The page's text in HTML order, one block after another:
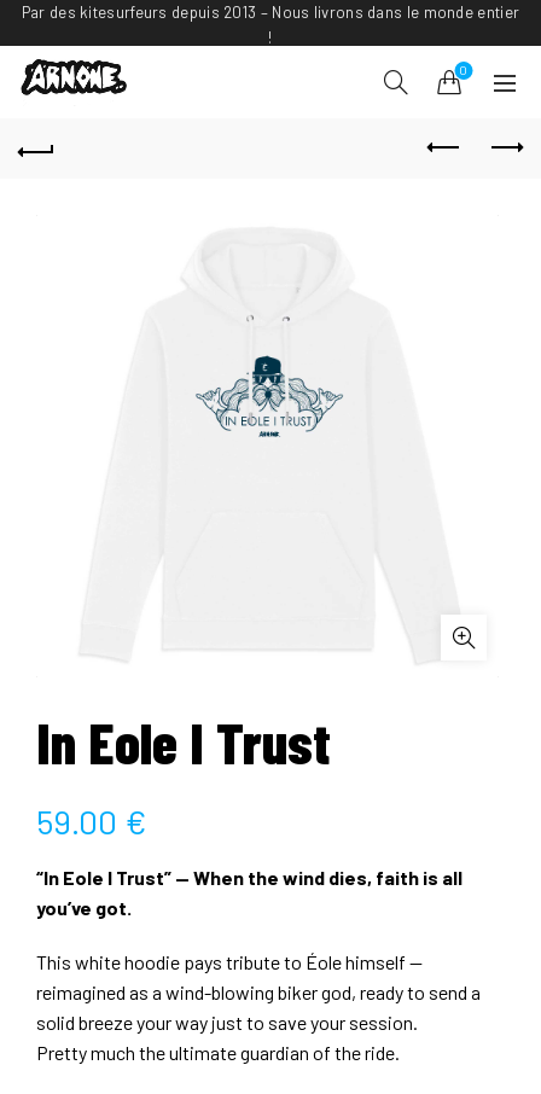
Par des kitesurfeurs depuis 2013 – Nous livrons dans le monde entier
!
0
In Eole I Trust
59.00 €
“In Eole I Trust” — When the wind dies, faith is all
you’ve got.
This white hoodie pays tribute to Éole himself —
reimagined as a wind-blowing biker god, ready to send a
solid breeze your way just to save your session.
Pretty much the ultimate guardian of the ride.